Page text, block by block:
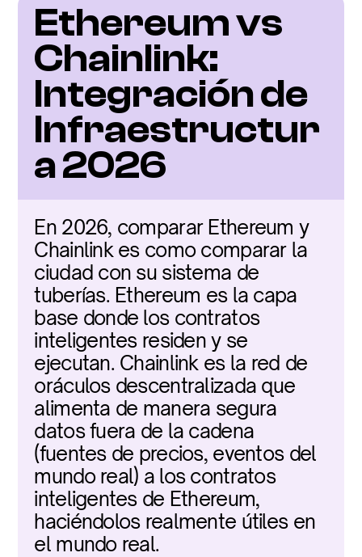
Ethereum vs
Chainlink:
Integración de
Infraestructur
a 2026
En 2026, comparar Ethereum y
Chainlink es como comparar la
ciudad con su sistema de
tuberías. Ethereum es la capa
base donde los contratos
inteligentes residen y se
ejecutan. Chainlink es la red de
oráculos descentralizada que
alimenta de manera segura
datos fuera de la cadena
(fuentes de precios, eventos del
mundo real) a los contratos
inteligentes de Ethereum,
haciéndolos realmente útiles en
el mundo real.